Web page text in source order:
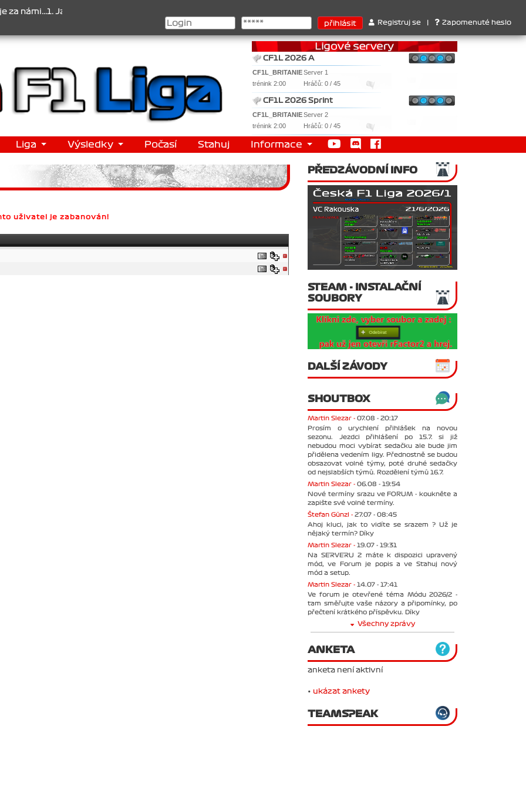
námi...1. Jan Veselý , 2. Jan Nováček , 3. Jakub Chmelík , Pohár konstruktérů : 1. Ferrari . 2. Williams , 3. RedBull .....
Registruj se Zapomenuté heslo
CF1L 2026 A
CF1L_BRITANIEServer 1
trénink 2:00
Hráčů: 0 / 45
CF1L 2026 Sprint
CF1L_BRITANIEServer 2
trénink 2:00
Hráčů: 0 / 45
Liga Výsledky Počasí Stahuj Informace
uživatel je zabanován!
PŘEDZÁVODNÍ INFO
STEAM - INSTALAČNÍ
SOUBORY
DALŠÍ ZÁVODY
SHOUTBOX
Martin Slezar - 07.08 - 20:17
Prosím o urychlení přihlášek na novou
sezonu. Jezdci přihlášení po 15.7. si již
nebudou moci vybírat sedačku ale bude jim
přidělena vedením ligy. Přednostně se budou
obsazovat volné týmy, poté druhé sedačky
od nejslabších týmů. Rozdělení týmů 16.7.
Martin Slezar - 06.08 - 19:54
Nové termíny srazu ve FORUM - koukněte a
zapište své volné termíny.
Štefan Günzl - 27.07 - 08:45
Ahoj kluci, jak to vidíte se srazem ? Už je
nějaký termín? Díky
Martin Slezar - 19.07 - 19:31
Na SERVERU 2 máte k dispozici upravený
mód, ve Forum je popis a ve Stahuj nový
mód a setup.
Martin Slezar - 14.07 - 17:41
Ve forum je otevřené téma Módu 2026/2 -
tam směřujte vaše názory a připomínky, po
přečtení krátkého příspěvku. Díky
Všechny zprávy
ANKETA
anketa není aktivní
• ukázat ankety
TEAMSPEAK